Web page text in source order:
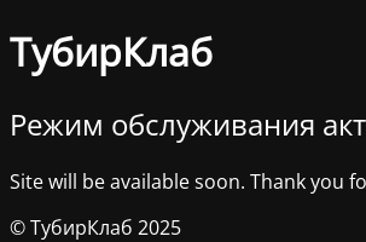
ТубирКлаб
Режим обслуживания
Site will be available soon. Thank you
© ТубирКлаб 2025